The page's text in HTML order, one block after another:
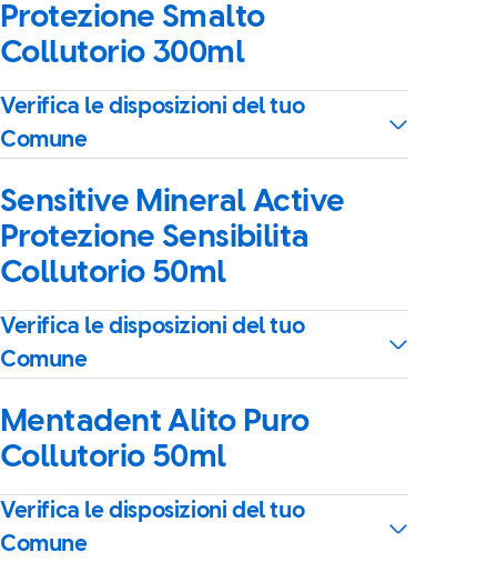
Protezione Smalto
Collutorio 300ml
Verifica le disposizioni del tuo
Comune
Sensitive Mineral Active
Protezione Sensibilita
Collutorio 50ml
Verifica le disposizioni del tuo
Comune
Mentadent Alito Puro
Collutorio 50ml
Verifica le disposizioni del tuo
Comune